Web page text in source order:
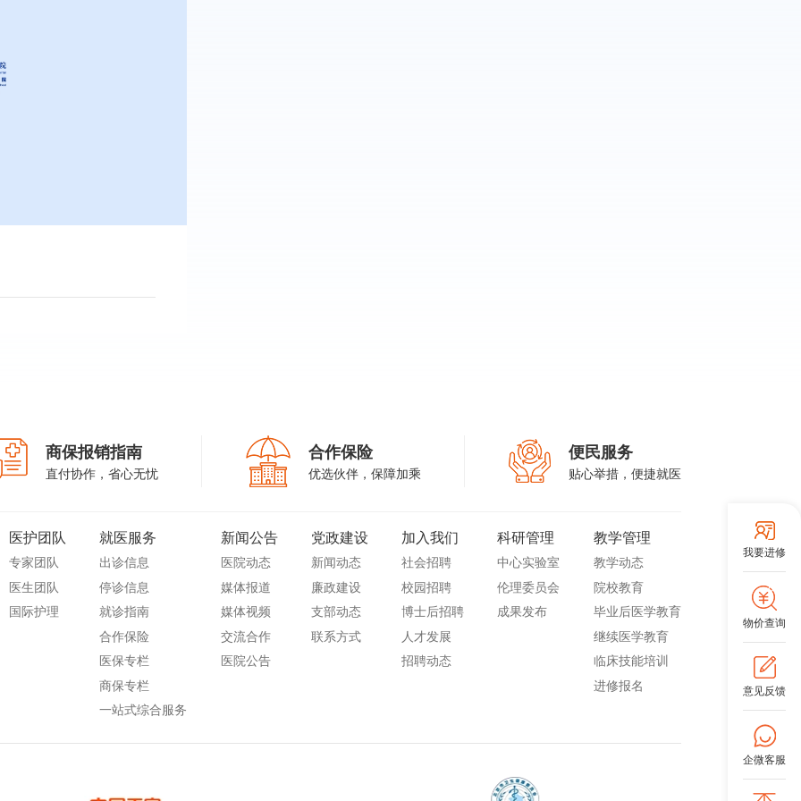
商保报销指南
直付协作，省心无忧
合作保险
优选伙伴，保障加乘
便民服务
贴心举措，便捷就医
医护团队
专家团队
医生团队
国际护理
就医服务
出诊信息
停诊信息
就诊指南
合作保险
医保专栏
商保专栏
一站式综合服务
新闻公告
医院动态
媒体报道
媒体视频
交流合作
医院公告
党政建设
新闻动态
廉政建设
支部动态
联系方式
加入我们
社会招聘
校园招聘
博士后招聘
人才发展
招聘动态
科研管理
中心实验室
伦理委员会
成果发布
教学管理
教学动态
院校教育
毕业后医学教育
继续医学教育
临床技能培训
进修报名
我要进修
物价查询
意见反馈
企微客服